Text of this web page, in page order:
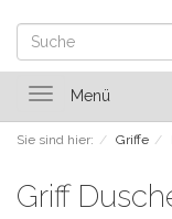
ToggleMenü
Sie sind hier: Griffe
Griff